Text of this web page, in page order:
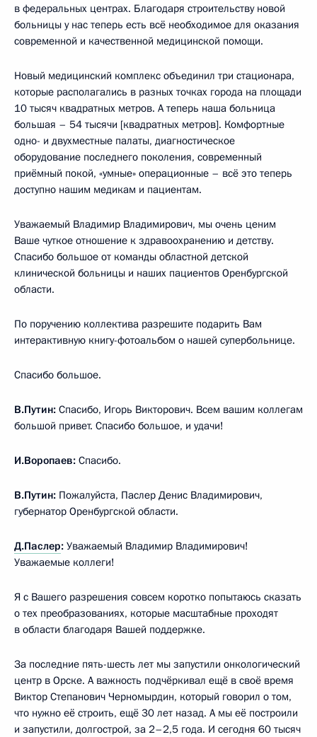
в федеральных центрах. Благодаря строительству новой
больницы у нас теперь есть всё необходимое для оказания
современной и качественной медицинской помощи.
Новый медицинский комплекс объединил три стационара,
которые располагались в разных точках города на площади
10 тысяч квадратных метров. А теперь наша больница
большая – 54 тысячи [квадратных метров]. Комфортные
одно- и двухместные палаты, диагностическое
оборудование последнего поколения, современный
приёмный покой, «умные» операционные – всё это теперь
доступно нашим медикам и пациентам.
Уважаемый Владимир Владимирович, мы очень ценим
Ваше чуткое отношение к здравоохранению и детству.
Спасибо большое от команды областной детской
клинической больницы и наших пациентов Оренбургской
области.
По поручению коллектива разрешите подарить Вам
интерактивную книгу-фотоальбом о нашей супербольнице.
Спасибо большое.
В.Путин: Спасибо, Игорь Викторович. Всем вашим коллегам
большой привет. Спасибо большое, и удачи!
И.Воропаев: Спасибо.
В.Путин: Пожалуйста, Паслер Денис Владимирович,
губернатор Оренбургской области.
Д.Паслер: Уважаемый Владимир Владимирович!
Уважаемые коллеги!
Я с Вашего разрешения совсем коротко попытаюсь сказать
о тех преобразованиях, которые масштабные проходят
в области благодаря Вашей поддержке.
За последние пять-шесть лет мы запустили онкологический
центр в Орске. А важность подчёркивал ещё в своё время
Виктор Степанович Черномырдин, который говорил о том,
что нужно её строить, ещё 30 лет назад. А мы её построили
и запустили, долгострой, за 2–2,5 года. И сегодня 60 тысяч